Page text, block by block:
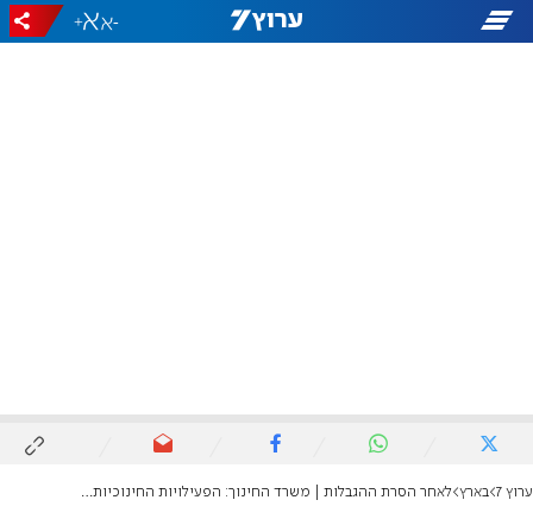
-
+
ערוץ 7 בארץ לאחר הסרת ההגבלות | משרד החינוך: הפעילויות החינוכיות בחופשת הפסח יחזרו לפעול כסדרן